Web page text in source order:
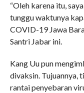
“Oleh karena itu,
tunggu waktunya
COVID-19 Jawa
Santri Jabar ini.
Kang Uu pun
divaksin. Tujuannya,
rantai penyebaran